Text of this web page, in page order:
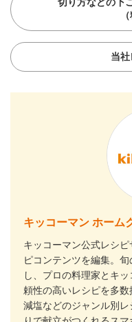
切り方などの下
当
キッコーマン ホーム
キッコーマン公式レシ
ピコンテンツを編集。
し、プロの料理家とキ
頼性の高いレシピを多数
減塩などのジャンル別